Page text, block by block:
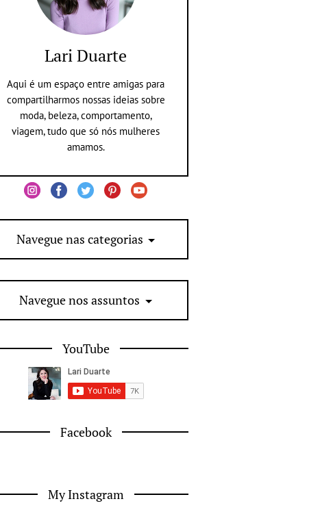
Lari Duarte
Aqui é um espaço entre amigas para
compartilharmos nossas ideias sobre
moda, beleza, comportamento,
viagem, tudo que só nós mulheres
amamos.
Navegue nas categorias
Navegue nos assuntos
YouTube
Facebook
My Instagram